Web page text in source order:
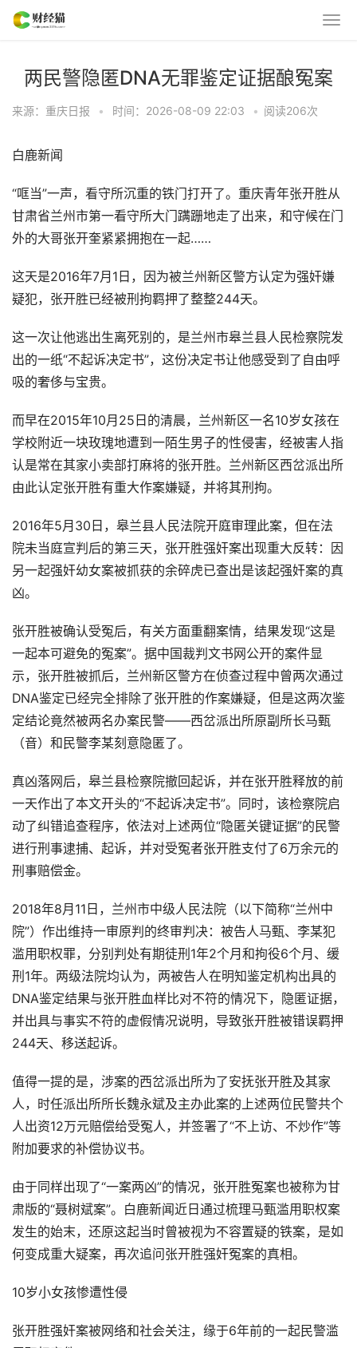
两民警隐匿DNA无罪鉴定证据酿冤案
来源：重庆日报 • 时间：2026-08-09 22:03 • 阅读206次
白鹿新闻
“哐当”一声，看守所沉重的铁门打开了。重庆青年张开胜从
甘肃省兰州市第一看守所大门蹒跚地走了出来，和守候在门
外的大哥张开奎紧紧拥抱在一起……
这天是2016年7月1日，因为被兰州新区警方认定为强奸嫌
疑犯，张开胜已经被刑拘羁押了整整244天。
这一次让他逃出生离死别的，是兰州市皋兰县人民检察院发
出的一纸“不起诉决定书”，这份决定书让他感受到了自由呼
吸的奢侈与宝贵。
而早在2015年10月25日的清晨，兰州新区一名10岁女孩在
学校附近一块玫瑰地遭到一陌生男子的性侵害，经被害人指
认是常在其家小卖部打麻将的张开胜。兰州新区西岔派出所
由此认定张开胜有重大作案嫌疑，并将其刑拘。
2016年5月30日，皋兰县人民法院开庭审理此案，但在法
院未当庭宣判后的第三天，张开胜强奸案出现重大反转：因
另一起强奸幼女案被抓获的余碎虎已查出是该起强奸案的真
凶。
张开胜被确认受冤后，有关方面重翻案情，结果发现“这是
一起本可避免的冤案”。据中国裁判文书网公开的案件显
示，张开胜被抓后，兰州新区警方在侦查过程中曾两次通过
DNA鉴定已经完全排除了张开胜的作案嫌疑，但是这两次鉴
定结论竟然被两名办案民警——西岔派出所原副所长马甄
（音）和民警李某刻意隐匿了。
真凶落网后，皋兰县检察院撤回起诉，并在张开胜释放的前
一天作出了本文开头的“不起诉决定书”。同时，该检察院启
动了纠错追查程序，依法对上述两位“隐匿关键证据”的民警
进行刑事逮捕、起诉，并对受冤者张开胜支付了6万余元的
刑事赔偿金。
2018年8月11日，兰州市中级人民法院（以下简称“兰州中
院”）作出维持一审原判的终审判决：被告人马甄、李某犯
滥用职权罪，分别判处有期徒刑1年2个月和拘役6个月、缓
刑1年。两级法院均认为，两被告人在明知鉴定机构出具的
DNA鉴定结果与张开胜血样比对不符的情况下，隐匿证据，
并出具与事实不符的虚假情况说明，导致张开胜被错误羁押
244天、移送起诉。
值得一提的是，涉案的西岔派出所为了安抚张开胜及其家
人，时任派出所所长魏永斌及主办此案的上述两位民警共个
人出资12万元赔偿给受冤人，并签署了“不上访、不炒作”等
附加要求的补偿协议书。
由于同样出现了“一案两凶”的情况，张开胜冤案也被称为甘
肃版的“聂树斌案”。白鹿新闻近日通过梳理马甄滥用职权案
发生的始末，还原这起当时曾被视为不容置疑的铁案，是如
何变成重大疑案，再次追问张开胜强奸冤案的真相。
10岁小女孩惨遭性侵
张开胜强奸案被网络和社会关注，缘于6年前的一起民警滥